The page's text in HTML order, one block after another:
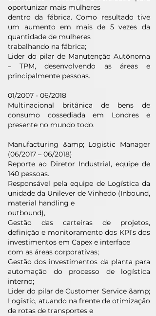
oportunizar mais mulheres
dentro da fábrica. Como resultado tive
um aumento em mais de 5 vezes da
quantidade de mulheres
trabalhando na fábrica;
Lider do pilar de Manutenção Autônoma
– TPM, desenvolvendo as áreas e
principalmente pessoas.
01/2007 - 06/2018
Multinacional britânica de bens de
consumo cossediada em Londres e
presente no mundo todo.
Manufacturing &amp; Logistic Manager
(06/2017 – 06/2018)
Reporte ao Diretor Industrial, equipe de
140 pessoas.
Responsável pela equipe de Logística da
unidade da Unilever de Vinhedo (Inbound,
material handling e
outbound),
Gestão das carteiras de projetos,
definição e monitoramento dos KPI’s dos
investimentos em Capex e interface
com as áreas corporativas;
Gestão dos investimentos da planta para
automação do processo de logística
interno;
Lider do pilar de Customer Service &amp;
Logistic, atuando na frente de otimização
de rotas de transportes e